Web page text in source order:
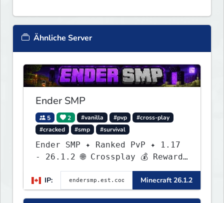
Ähnliche Server
Ender SMP
5 2 #vanilla #pvp
#cross-play
#cracked
#smp #survival
Ender SMP ✦ Ranked PvP ✦ 1.17
- 26.1.2 🌐 Crossplay 💰 Rewards
🛠 Custom Gear
IP:
Minecraft 26.1.2